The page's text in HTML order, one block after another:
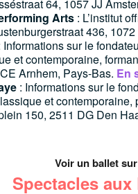
64, 1057 JJ
Arts : L’institut
436,
Informations sur le
et contemporaine,
Arnhem, Pays-Bas. En
: Informations sur le
et
150, 2511 DG Den
Voir un ballet
Spectacles aux